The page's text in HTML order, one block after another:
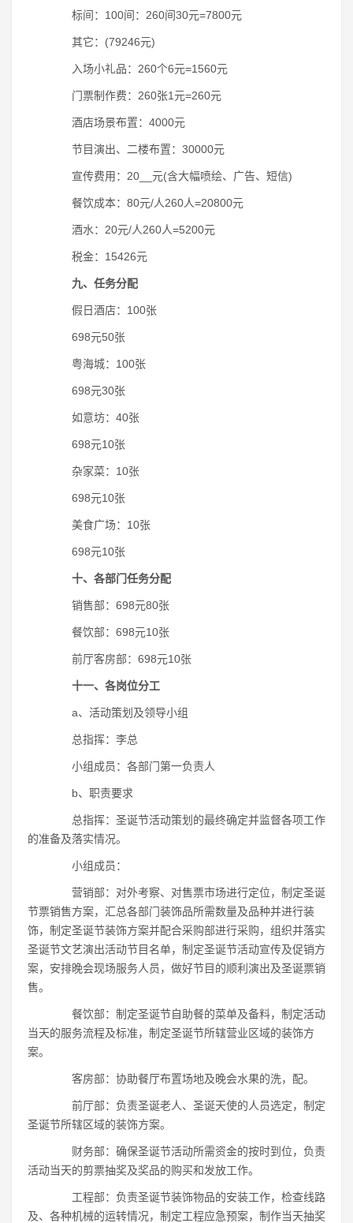
标间：100间：260间30元=7800元
其它：(79246元)
入场小礼品：260个6元=1560元
门票制作费：260张1元=260元
酒店场景布置：4000元
节目演出、二楼布置：30000元
宣传费用：20__元(含大幅喷绘、广告、短信)
餐饮成本：80元/人260人=20800元
酒水：20元/人260人=5200元
税金：15426元
九、任务分配
假日酒店：100张
698元50张
粤海城：100张
698元30张
如意坊：40张
698元10张
杂家菜：10张
698元10张
美食广场：10张
698元10张
十、各部门任务分配
销售部：698元80张
餐饮部：698元10张
前厅客房部：698元10张
十一、各岗位分工
a、活动策划及领导小组
总指挥：李总
小组成员：各部门第一负责人
b、职责要求
总指挥：圣诞节活动策划的最终确定并监督各项工作
的准备及落实情况。
小组成员：
营销部：对外考察、对售票市场进行定位，制定圣诞
节票销售方案，汇总各部门装饰品所需数量及品种并进行装
饰，制定圣诞节装饰方案并配合采购部进行采购，组织并落实
圣诞节文艺演出活动节目名单，制定圣诞节活动宣传及促销方
案，安排晚会现场服务人员，做好节目的顺利演出及圣诞票销
售。
餐饮部：制定圣诞节自助餐的菜单及备料，制定活动
当天的服务流程及标准，制定圣诞节所辖营业区域的装饰方
案。
客房部：协助餐厅布置场地及晚会水果的洗，配。
前厅部：负责圣诞老人、圣诞天使的人员选定，制定
圣诞节所辖区域的装饰方案。
财务部：确保圣诞节活动所需资金的按时到位，负责
活动当天的剪票抽奖及奖品的购买和发放工作。
工程部：负责圣诞节装饰物品的安装工作，检查线路
及、各种机械的运转情况，制定工程应急预案，制作当天抽奖